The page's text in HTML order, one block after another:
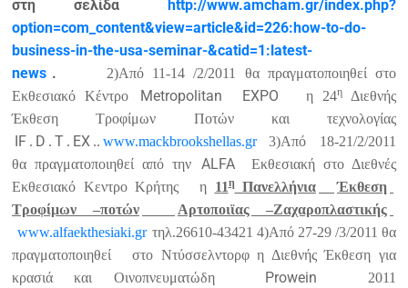
στη σελίδα
http://www.amcham.gr/index.php?
option=com_content&view=article&id=226:how-to-do-
business-in-the-usa-seminar-&catid=1:latest-
news .
2)Από 11-14 /2/2011 θα πραγματοποιηθεί στο
Εκθεσιακό Κέντρο
Metropolitan EXPO η 24ηΔιεθνής
Έκθεση Τροφίμων Ποτών και τεχνολογίας
IF . D . T . EX .. www.mackbrookshellas.gr 3)Από
18-21/2/2011
θα πραγματοποιηθεί από την
ALFA
Εκθεσιακή στο Διεθνές
Εκθεσιακό Κεντρο Κρήτης
η 11ηΠανελλήνια
Έκθεση
Τροφίμων –ποτών
Αρτοποιϊας –Ζαχαροπλαστικής
www.alfaekthesiaki.gr τηλ.26610-43421 4)Από 27-29 /3/2011 θα
πραγματοποιηθεί
στο Ντύσσελντορφ η Διεθνής Έκθεση για
κρασιά και Οινοπνευματώδη
Prowein
2011